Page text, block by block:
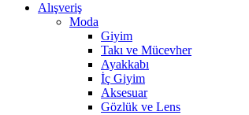
Alışveriş
Moda
Giyim
Takı ve Mücevher
Ayakkabı
İç Giyim
Aksesuar
Gözlük ve Lens